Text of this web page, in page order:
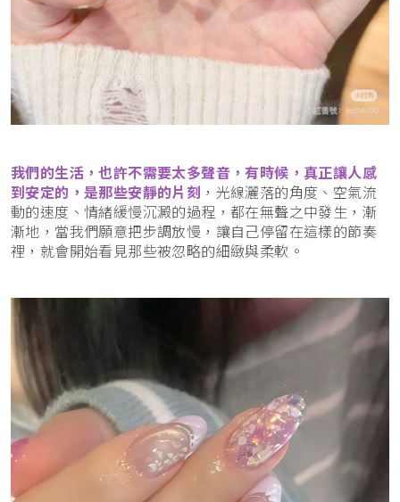
我們的生活，也許不需要太多聲音，有時候，真正讓人感
到安定的，是那些安靜的片刻 ，光線灑落的角度、空氣流
動的速度、情緒緩慢沉澱的過程，都在無聲之中發生，漸
漸地，當我們願意把步調放慢，讓自己停留在這樣的節奏
裡，就會開始看見那些被忽略的細緻與柔軟。